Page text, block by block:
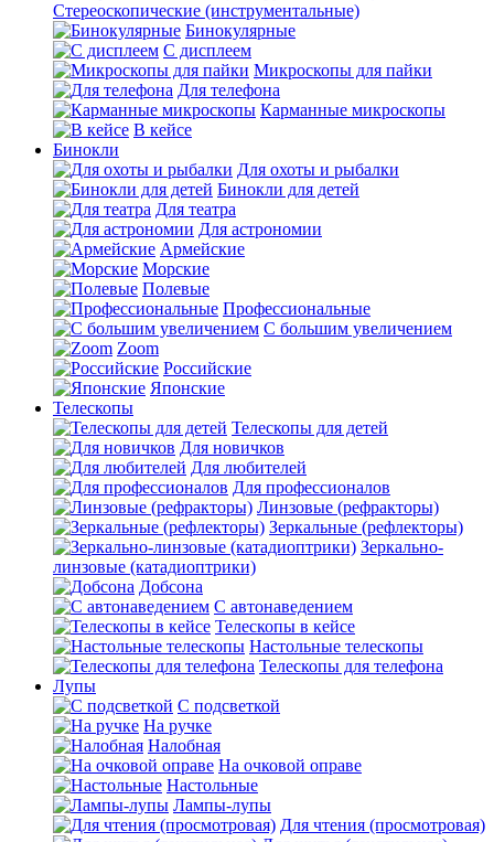
Стереоскопические (инструментальные)
Бинокулярные
С дисплеем
Микроскопы для пайки
Для телефона
Карманные микроскопы
В кейсе
Бинокли
Для охоты и рыбалки
Бинокли для детей
Для театра
Для астрономии
Армейские
Морские
Полевые
Профессиональные
С большим увеличением
Zoom
Российские
Японские
Телескопы
Телескопы для детей
Для новичков
Для любителей
Для профессионалов
Линзовые (рефракторы)
Зеркальные (рефлекторы)
Зеркально-
линзовые (катадиоптрики)
Добсона
С автонаведением
Телескопы в кейсе
Настольные телескопы
Телескопы для телефона
Лупы
С подсветкой
На ручке
Налобная
На очковой оправе
Настольные
Лампы-лупы
Для чтения (просмотровая)